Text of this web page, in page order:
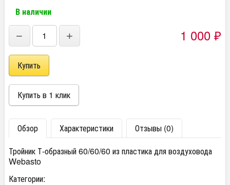
В наличии
− + 1 000 ₽
Обзор Характеристики
Отзывы (0)
Тройник Т-образный 60/60/60 из пластика для воздуховода
Webasto
Категории: